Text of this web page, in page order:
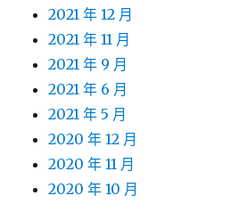
2021 年 12 月
2021 年 11 月
2021 年 9 月
2021 年 6 月
2021 年 5 月
2020 年 12 月
2020 年 11 月
2020 年 10 月